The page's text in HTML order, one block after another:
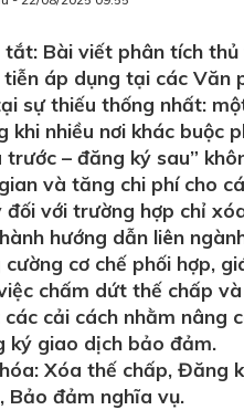
tắt: Bài viết phân tích
áp dụng tại các Văn
sự thiếu thống nhất:
khi nhiều nơi khác buộc
trước – đăng ký sau”
và tăng chi phí cho
đối với trường hợp chỉ
hướng dẫn liên
cơ chế phối hợp,
chấm dứt thế chấp
cải cách nhằm nâng
ký giao dịch bảo đảm.
Xóa thế chấp, Đăng
Bảo đảm nghĩa vụ.